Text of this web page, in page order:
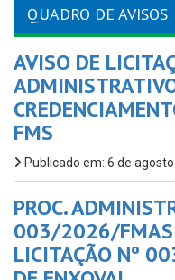
QUADRO DE AVISOS
AVISO DE
FMS
Publicado em: 6 de
PROC.
003/2026/FMAS
LICITAÇÃO Nº